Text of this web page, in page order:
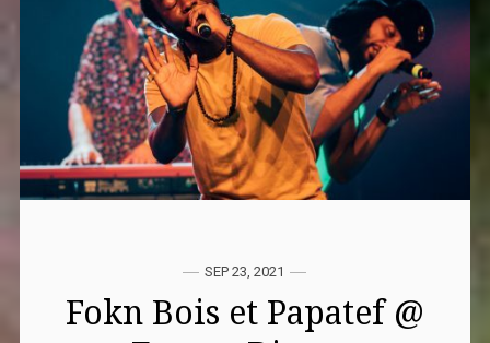
SEP 23, 2021
Fokn Bois et Papatef @